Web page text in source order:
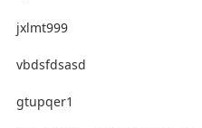
jxlmt999
vbdsfdsasd
gtupqer1